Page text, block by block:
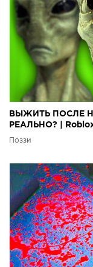
ВЫЖИТЬ ПОСЛЕ
РЕАЛЬНО? |
Поззи